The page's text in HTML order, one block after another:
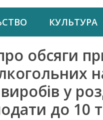
КУЛЬТУРА
обсяги
у
до 10